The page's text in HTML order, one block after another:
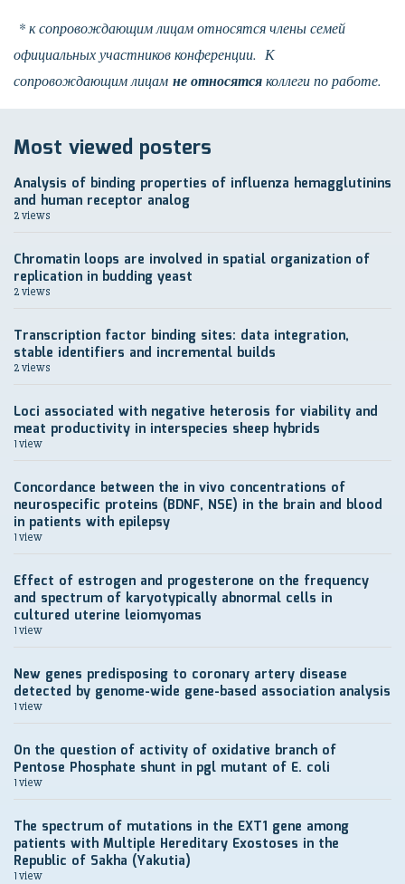
* к сопровождающим лицам относятся члены семей
официальных участников конференции. К
сопровождающим лицам не относятсяколлеги по работе.
Most viewed posters
Analysis of binding properties of influenza hemagglutinins
and human receptor analog
2 views
Chromatin loops are involved in spatial organization of
replication in budding yeast
2 views
Transcription factor binding sites: data integration,
stable identifiers and incremental builds
2 views
Loci associated with negative heterosis for viability and
meat productivity in interspecies sheep hybrids
1 view
Concordance between the in vivo concentrations of
neurospecific proteins (BDNF, NSE) in the brain and blood
in patients with epilepsy
1 view
Effect of estrogen and progesterone on the frequency
and spectrum of karyotypically abnormal cells in
cultured uterine leiomyomas
1 view
New genes predisposing to coronary artery disease
detected by genome-wide gene-based association analysis
1 view
On the question of activity of oxidative branch of
Pentose Phosphate shunt in pgl mutant of E. coli
1 view
The spectrum of mutations in the EXT1 gene among
patients with Multiple Hereditary Exostoses in the
Republic of Sakha (Yakutia)
1 view